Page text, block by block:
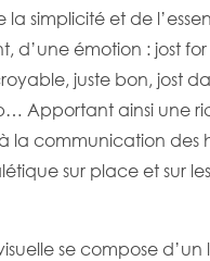
simplicité et de
d’une émotion : jost for
juste bon, jost
Apportant ainsi une
la communication des
sur place et sur
se compose d’un